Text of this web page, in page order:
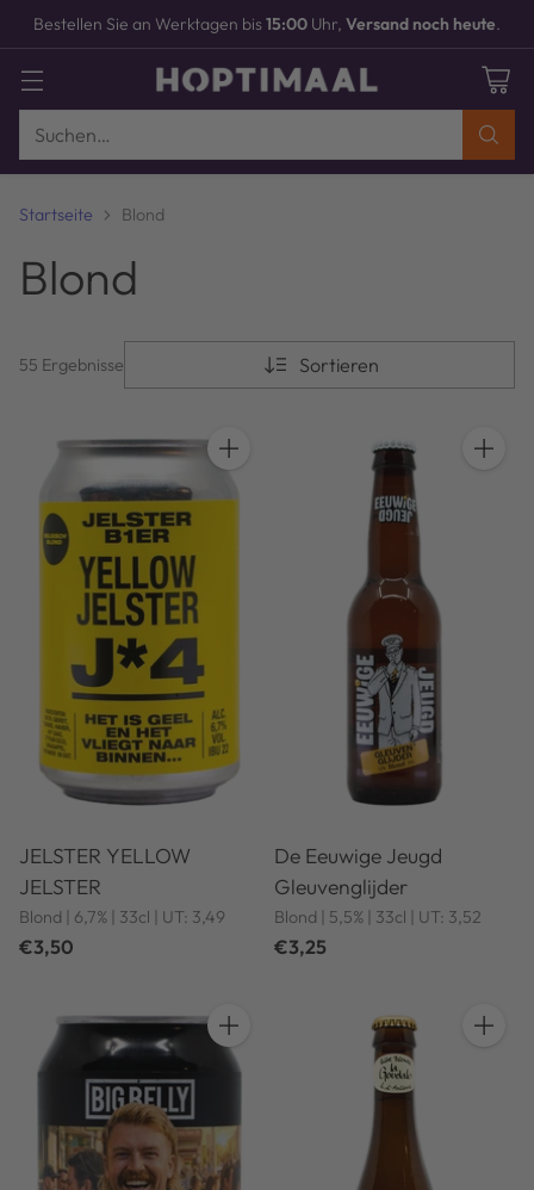
BruchsichereVerpackung MEHR INFOS
Suchen…
Startseite Blond
Blond
Sortieren
55 Ergebnisse
Anzahl
JELSTER YELLOW
JELSTER
Blond | 6,7% | 33cl | UT: 3,49
€3,50
De Eeuwige Jeugd
Gleuvenglijder
Blond | 5,5% | 33cl | UT: 3,52
€3,25
Anzahl